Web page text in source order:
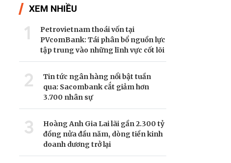
XEM NHIỀU
1
Petrovietnam thoái vốn tại
PVcomBank: Tái phân bổ nguồn lực
tập trung vào những lĩnh vực cốt lõi
2
Tin tức ngân hàng nổi bật tuần
qua: Sacombank cắt giảm hơn
3.700 nhân sự
3
Hoàng Anh Gia Lai lãi gần 2.300 tỷ
đồng nửa đầu năm, dòng tiền kinh
doanh dương trở lại